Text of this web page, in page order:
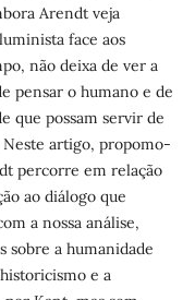
Arendt veja
face aos
não deixa de ver a
pensar o humano e de
que possam servir de
Neste artigo, propomo-
percorre em relação
ao diálogo que
a nossa análise,
sobre a humanidade
e a